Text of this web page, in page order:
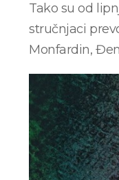
Tako su od
stručnjaci
Monfardin,